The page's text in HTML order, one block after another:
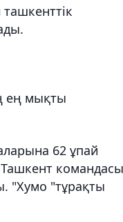
ең мықты
62 ұпай
командасы
"Хумо "тұрақты